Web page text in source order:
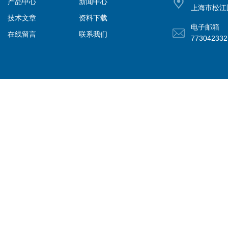
技术文章
资料下载
在线留言
联系我们
上海市松
电子邮箱